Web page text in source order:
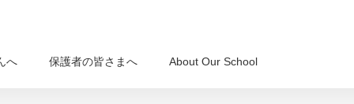
へ 保護者の皆さまへ About Our School